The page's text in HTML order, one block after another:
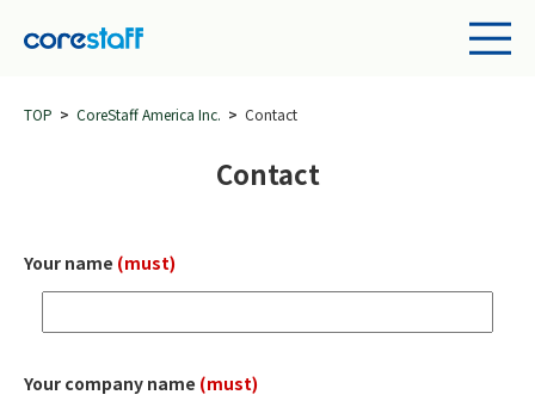
TOP CoreStaff America Inc. Contact
Contact
Your name (must)
Your company name (must)